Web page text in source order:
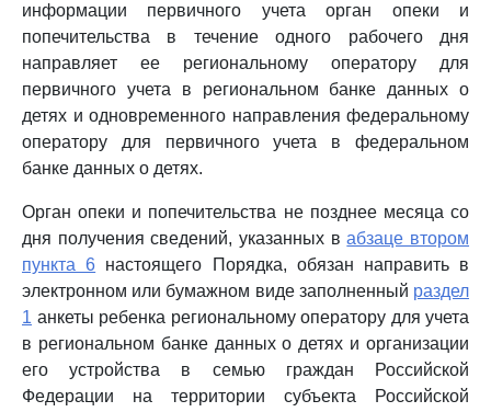
информации первичного учета орган опеки и
попечительства в течение одного рабочего дня
направляет ее региональному оператору для
первичного учета в региональном банке данных о
детях и одновременного направления федеральному
оператору для первичного учета в федеральном
банке данных о детях.
Орган опеки и попечительства не позднее месяца со
дня получения сведений, указанных вабзаце втором
пункта 6 настоящего Порядка, обязан направить в
электронном или бумажном виде заполненный раздел
1 анкеты ребенка региональному оператору для учета
в региональном банке данных о детях и организации
его устройства в семью граждан Российской
Федерации на территории субъекта Российской